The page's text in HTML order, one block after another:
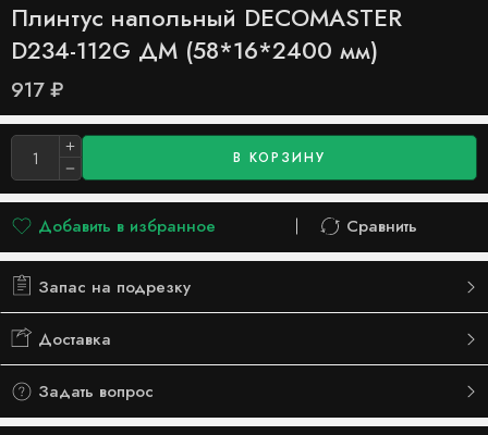
Плинтус напольный DECOMASTER
D234-112G ДМ (58*16*2400 мм)
917₽
В КОРЗИНУ
Добавить в избранное
Добавлено в список желаний
Сравнить
Сравнить
Запас на подрезку
Доставка
Задать вопрос